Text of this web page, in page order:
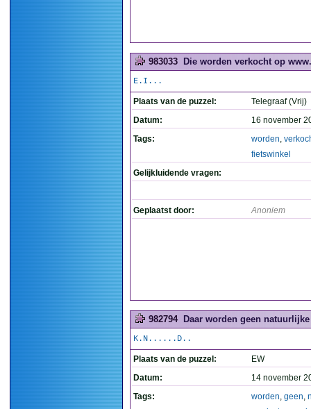
983033 Die worden verkocht op
E.I...
Plaats van de puzzel:
Telegraaf (Vrij)
Datum:
16 november
Tags:
worden,
fietswinkel
Gelijkluidende vragen:
Geplaatst door: Anoniem
982794 Daar worden geen
K.N......D..
Plaats van de puzzel:
EW
Datum:
14 november
Tags:
worden, geen,